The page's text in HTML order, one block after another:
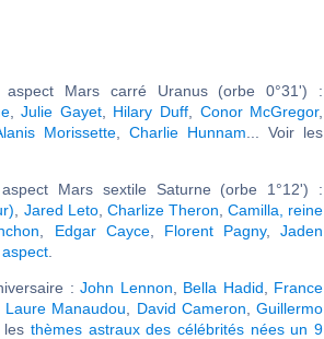
Mars carré Uranus (orbe 0°31') :
,Julie Gayet, Hilary Duff, Conor McGregor,
Morissette, Charlie Hunnam ... Voir les
Mars sextile Saturne (orbe 1°12') :
Jared Leto, Charlize Theron Camilla, reine
Edgar Cayce, Florent Pagny, Jaden
:John Lennon Bella Hadid
France
Laure Manaudou David Cameron ,Guillermo
les thèmes astraux des célébrités nées un 9